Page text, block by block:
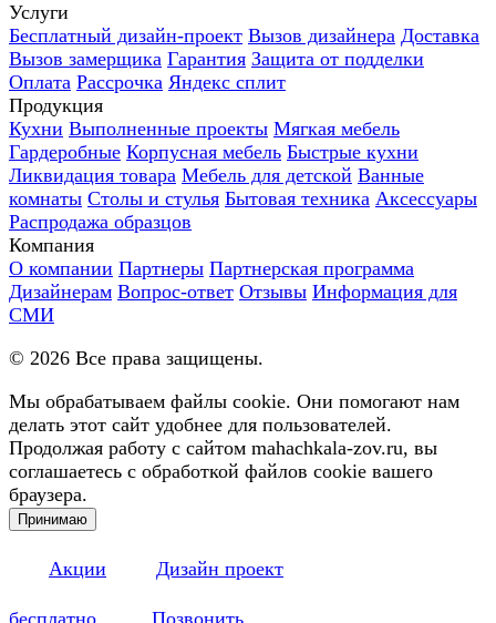
Услуги
Бесплатный дизайн-проект Вызов дизайнера Доставка
Вызов замерщика Гарантия Защита от подделки
Оплата Рассрочка Яндекс сплит
Продукция
Кухни Выполненные проекты Мягкая мебель
Гардеробные Корпусная мебель Быстрые кухни
Ликвидация товара Мебель для детской Ванные
комнаты Столы и стулья Бытовая техника Аксессуары
Распродажа образцов
Компания
О компании Партнеры Партнерская программа
Дизайнерам Вопрос-ответ Отзывы Информация для
СМИ
© 2026 Все права защищены.
Мы обрабатываем файлы cookie. Они помогают нам
делать этот сайт удобнее для пользователей.
Продолжая работу с сайтом mahachkala-zov.ru, вы
соглашаетесь с обработкой файлов cookie вашего
браузера.
Принимаю
Акции Дизайн проект